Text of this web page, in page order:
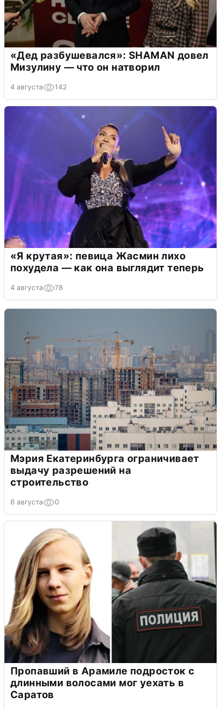
«Дед разбушевался»: SHAMAN довел
Мизулину — что он натворил
4 августа 142
«Я крутая»: певица Жасмин лихо
похудела — как она выглядит теперь
4 августа 78
Мэрия Екатеринбурга ограничивает
выдачу разрешений на
строительство
6 августа 0
Пропавший в Арамиле подросток с
длинными волосами мог уехать в
Саратов